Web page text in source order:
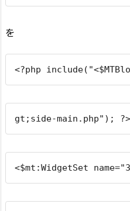
を
<?php
gt;side-main.php"); ?>
<$mt:WidgetSet name="3